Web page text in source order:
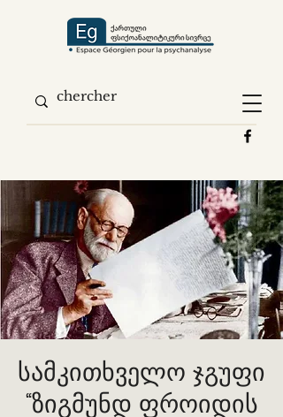
სამკითხველო ჯგუფი
“ზიგმუნდ ფროიდის